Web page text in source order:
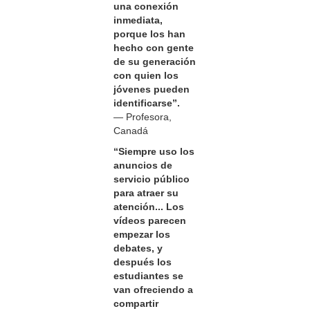
una conexión
inmediata,
porque los han
hecho con gente
de su generación
con quien los
jóvenes pueden
identificarse”.
— Profesora,
Canadá
“Siempre uso los
anuncios de
servicio público
para atraer su
atención... Los
vídeos parecen
empezar los
debates, y
después los
estudiantes se
van ofreciendo a
compartir